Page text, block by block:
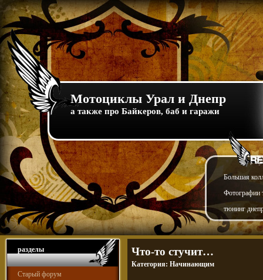
Мотоциклы Урал и Днепр
а также про Байкеров, баб и гаражи
Большая
Фотографии
тюнинг
разделы
Старый форум
Что-то стучит…
Категория: Начинающим